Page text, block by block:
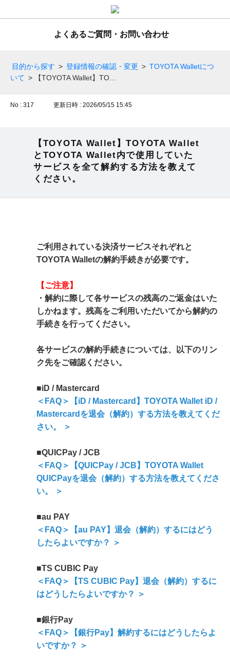
よくあるご質問・お問い合わせ
目的から探す > 登録情報の確認・変更 > TOYOTA Walletにつ
いて > 【TOYOTA Wallet】TO...
No : 317 更新日時 : 2026/05/15 15:45
【TOYOTA Wallet】TOYOTA Wallet
とTOYOTA Wallet内で使用していた
サービスを全て解約する方法を教えて
ください。
ご利用されている決済サービスそれぞれと
TOYOTA Walletの解約手続きが必要です。
【ご注意】
・解約に際して各サービスの残高のご返金はいた
しかねます。残高をご利用いただいてから解約の
手続きを行ってください。
各サービスの解約手続きについては、以下のリン
ク先をご確認ください。
■iD / Mastercard
＜FAQ＞【iD / Mastercard】TOYOTA Wallet iD /
Mastercardを退会（解約）する方法を教えてくだ
さい。 ＞
■QUICPay / JCB
＜FAQ＞【QUICPay / JCB】TOYOTA Wallet
QUICPayを退会（解約）する方法を教えてくださ
い。 ＞
■au PAY
＜FAQ＞【au PAY】退会（解約）するにはどう
したらよいですか？ ＞
■TS CUBIC Pay
＜FAQ＞【TS CUBIC Pay】退会（解約）するに
はどうしたらよいですか？ ＞
■銀行Pay
＜FAQ＞【銀行Pay】解約するにはどうしたらよ
いですか？ ＞